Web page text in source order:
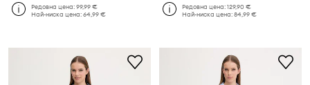
Редовна цена:99,99 €
Най-ниска цена:64,99 €
Редовна цена:129,90 €
Най-ниска цена:84,99 €